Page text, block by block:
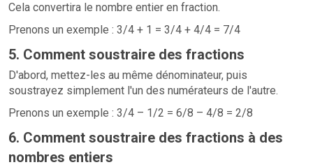
Cela convertira le nombre entier en fraction.
Prenons un exemple : 3/4 + 1 = 3/4 + 4/4 = 7/4
5. Comment soustraire des fractions
D'abord, mettez-les au même dénominateur, puis
soustrayez simplement l'un des numérateurs de l'autre.
Prenons un exemple : 3/4 – 1/2 = 6/8 – 4/8 = 2/8
6. Comment soustraire des fractions à des
nombres entiers